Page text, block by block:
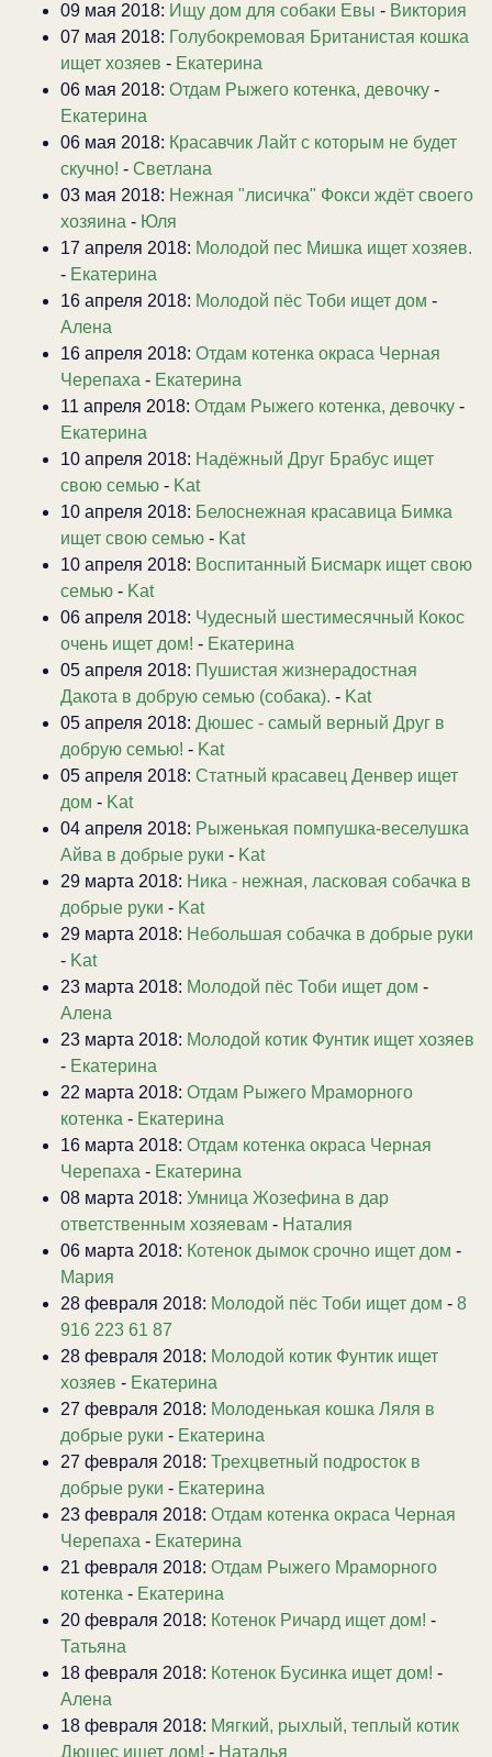
09 мая 2018: Ищу дом для собаки Евы - Виктория
07 мая 2018: Голубокремовая Британистая кошка
ищет хозяев - Екатерина
06 мая 2018: Отдам Рыжего котенка, девочку -
Екатерина
06 мая 2018: Красавчик Лайт с которым не будет
скучно! - Светлана
03 мая 2018: Нежная "лисичка" Фокси ждёт своего
хозяина - Юля
17 апреля 2018: Молодой пес Мишка ищет хозяев.
- Екатерина
16 апреля 2018: Молодой пёс Тоби ищет дом -
Алена
16 апреля 2018: Отдам котенка окраса Черная
Черепаха - Екатерина
11 апреля 2018: Отдам Рыжего котенка, девочку -
Екатерина
10 апреля 2018: Надёжный Друг Брабус ищет
свою семью - Kat
10 апреля 2018: Белоснежная красавица Бимка
ищет свою семью - Kat
10 апреля 2018: Воспитанный Бисмарк ищет свою
семью - Kat
06 апреля 2018: Чудесный шестимесячный Кокос
очень ищет дом! - Екатерина
05 апреля 2018: Пушистая жизнерадостная
Дакота в добрую семью (собака). - Kat
05 апреля 2018: Дюшес - самый верный Друг в
добрую семью! - Kat
05 апреля 2018: Статный красавец Денвер ищет
дом - Kat
04 апреля 2018: Рыженькая помпушка-веселушка
Айва в добрые руки - Kat
29 марта 2018: Ника - нежная, ласковая собачка в
добрые руки - Kat
29 марта 2018: Небольшая собачка в добрые руки
- Kat
23 марта 2018: Молодой пёс Тоби ищет дом -
Алена
23 марта 2018: Молодой котик Фунтик ищет хозяев
- Екатерина
22 марта 2018: Отдам Рыжего Мраморного
котенка - Екатерина
16 марта 2018: Отдам котенка окраса Черная
Черепаха - Екатерина
08 марта 2018: Умница Жозефина в дар
ответственным хозяевам - Наталия
06 марта 2018: Котенок дымок срочно ищет дом -
Мария
28 февраля 2018: Молодой пёс Тоби ищет дом - 8
916 223 61 87
28 февраля 2018: Молодой котик Фунтик ищет
хозяев - Екатерина
27 февраля 2018: Молоденькая кошка Ляля в
добрые руки - Екатерина
27 февраля 2018: Трехцветный подросток в
добрые руки - Екатерина
23 февраля 2018: Отдам котенка окраса Черная
Черепаха - Екатерина
21 февраля 2018: Отдам Рыжего Мраморного
котенка - Екатерина
20 февраля 2018: Котенок Ричард ищет дом! -
Татьяна
18 февраля 2018: Котенок Бусинка ищет дом! -
Алена
18 февраля 2018: Мягкий, рыхлый, теплый котик
Дюшес ищет дом! - Наталья